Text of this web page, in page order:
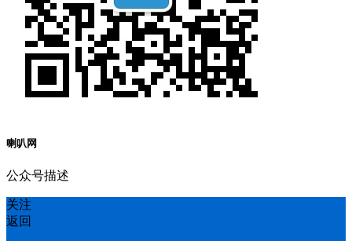
喇叭网
公众号描述
关注
返回